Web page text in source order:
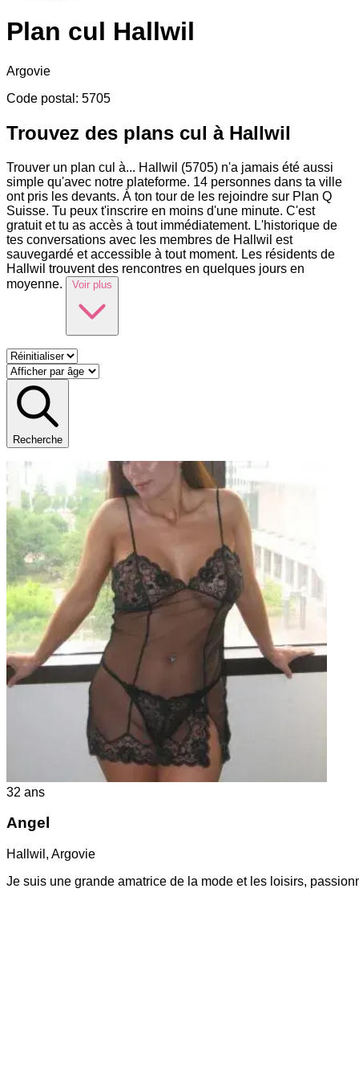
Plan cul Hallwil
Argovie
Code postal : 5705
Trouvez des plans cul à Hallwil
Trouver un plan cul à... Hallwil (5705) n'a jamais été aussi
simple qu'avec notre plateforme. 14 personnes dans ta ville
ont pris les devants. À ton tour de les rejoindre sur Plan Q
Suisse. Tu peux t'inscrire en moins d'une minute. C'est
gratuit et tu as accès à tout immédiatement. L'historique de
tes conversations avec les membres de Hallwil est
sauvegardé et accessible à tout moment. Les résidents de
Hallwil trouvent des rencontres en quelques jours en
moyenne.
Voir plus
Recherche
32 ans
Angel
Hallwil , Argovie
Je suis une grande amatrice de la mode et les loisirs,